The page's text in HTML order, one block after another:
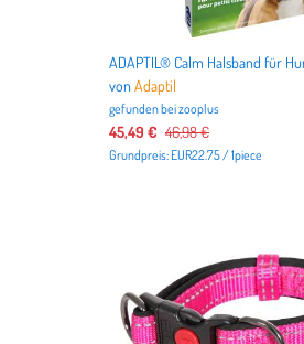
vonAdaptil
gefunden beizooplus
45,49 € 46,98 €
Grundpreis: EUR22.75 / 1piece